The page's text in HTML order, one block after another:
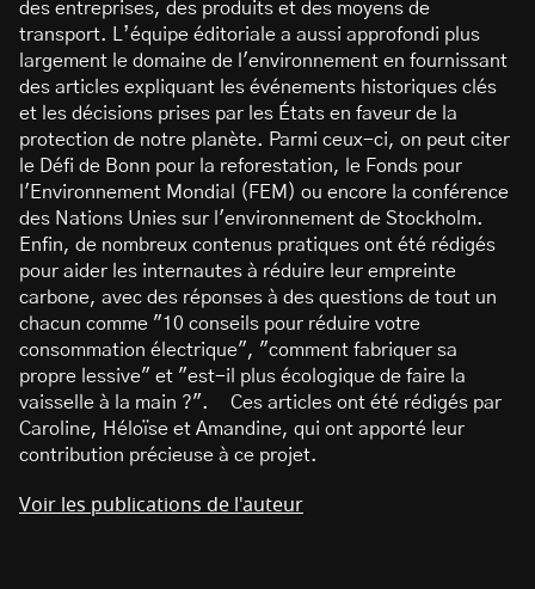
des entreprises, des produits et des moyens de
transport. L’équipe éditoriale a aussi approfondi plus
largement le domaine de l'environnement en fournissant
des articles expliquant les événements historiques clés
et les décisions prises par les États en faveur de la
protection de notre planète. Parmi ceux-ci, on peut citer
le Défi de Bonn pour la reforestation, le Fonds pour
l'Environnement Mondial (FEM) ou encore la conférence
des Nations Unies sur l'environnement de Stockholm.
Enfin, de nombreux contenus pratiques ont été rédigés
pour aider les internautes à réduire leur empreinte
carbone, avec des réponses à des questions de tout un
chacun comme "10 conseils pour réduire votre
consommation électrique", "comment fabriquer sa
propre lessive" et "est-il plus écologique de faire la
vaisselle à la main ?". Ces articles ont été rédigés par
Caroline, Héloïse et Amandine, qui ont apporté leur
contribution précieuse à ce projet.
Voir les publications de l'auteur